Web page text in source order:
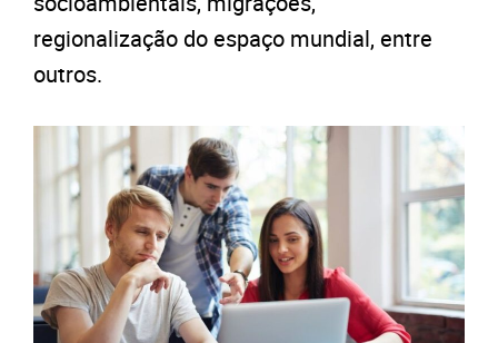
regionalização do espaço mundial, entre
outros.